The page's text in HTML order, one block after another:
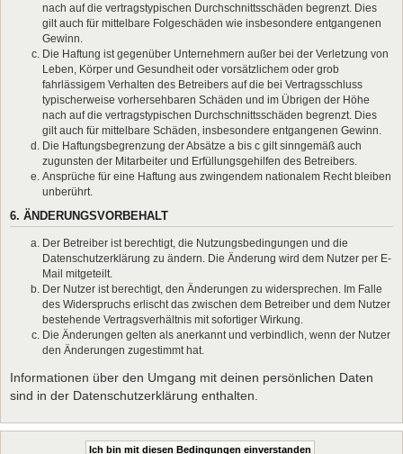
nach auf die vertragstypischen Durchschnittsschäden begrenzt. Dies
gilt auch für mittelbare Folgeschäden wie insbesondere entgangenen
Gewinn.
Die Haftung ist gegenüber Unternehmern außer bei der Verletzung von
Leben, Körper und Gesundheit oder vorsätzlichem oder grob
fahrlässigem Verhalten des Betreibers auf die bei Vertragsschluss
typischerweise vorhersehbaren Schäden und im Übrigen der Höhe
nach auf die vertragstypischen Durchschnittsschäden begrenzt. Dies
gilt auch für mittelbare Schäden, insbesondere entgangenen Gewinn.
Die Haftungsbegrenzung der Absätze a bis c gilt sinngemäß auch
zugunsten der Mitarbeiter und Erfüllungsgehilfen des Betreibers.
Ansprüche für eine Haftung aus zwingendem nationalem Recht bleiben
unberührt.
6. ÄNDERUNGSVORBEHALT
Der Betreiber ist berechtigt, die Nutzungsbedingungen und die
Datenschutzerklärung zu ändern. Die Änderung wird dem Nutzer per E-
Mail mitgeteilt.
Der Nutzer ist berechtigt, den Änderungen zu widersprechen. Im Falle
des Widerspruchs erlischt das zwischen dem Betreiber und dem Nutzer
bestehende Vertragsverhältnis mit sofortiger Wirkung.
Die Änderungen gelten als anerkannt und verbindlich, wenn der Nutzer
den Änderungen zugestimmt hat.
Informationen über den Umgang mit deinen persönlichen Daten
sind in der Datenschutzerklärung enthalten.